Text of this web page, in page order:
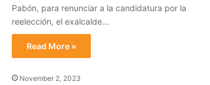
Pabón, para renunciar a la candidatura por la
reelección, el exalcalde…
Read More »
November 2, 2023